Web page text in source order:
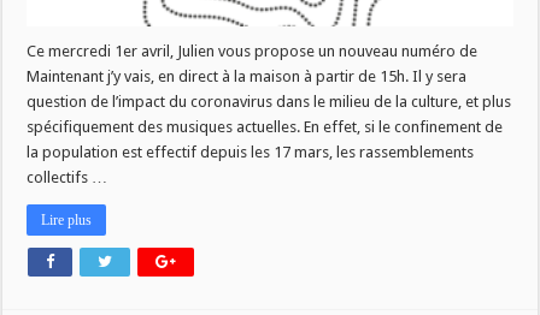
Ce mercredi 1er avril, Julien vous propose un nouveau numéro de
Maintenant j’y vais, en direct à la maison à partir de 15h. Il y sera
question de l’impact du coronavirus dans le milieu de la culture, et plus
spécifiquement des musiques actuelles. En effet, si le confinement de
la population est effectif depuis les 17 mars, les rassemblements
collectifs …
Lire plus